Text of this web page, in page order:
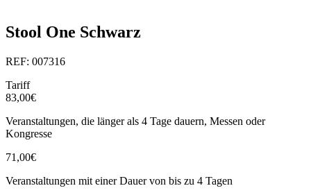
Stool One Schwarz
REF: 007316
Tariff
83,00€
Veranstaltungen, die länger als 4 Tage dauern, Messen oder
Kongresse
71,00€
Veranstaltungen mit einer Dauer von bis zu 4 Tagen